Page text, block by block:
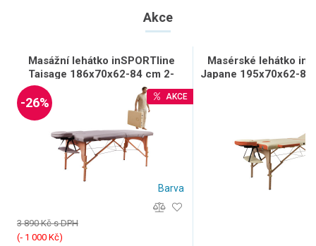
Akce
Masážní lehátko inSPORTline
Taisage 186x70x62-84 cm 2-
AKCE
-26%
Barva
3 890 Kč s DPH
(‐ 1 000 Kč)
Masérské lehátko
Japane 195x70x62-